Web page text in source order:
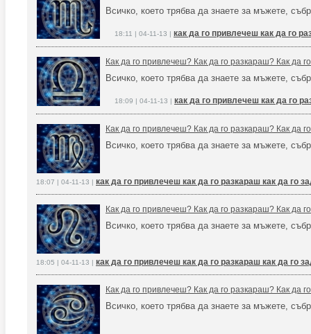
Всичко, което трябва да знаете за мъжете,
18:11 | 04-11-13 | как да го привлечеш как да го
Как да го привлечеш? Как да го разкараш? Как да
Всичко, което трябва да знаете за мъжете,
18:09 | 04-11-13 | как да го привлечеш как да го
Как да го привлечеш? Как да го разкараш? Как да
Всичко, което трябва да знаете за мъжете,
18:07 | 04-11-13 | как да го привлечеш как да го разкараш как да го
Как да го привлечеш? Как да го разкараш? Как да
Всичко, което трябва да знаете за мъжете,
18:05 | 04-11-13 | как да го привлечеш как да го разкараш как да го
Как да го привлечеш? Как да го разкараш? Как да
Всичко, което трябва да знаете за мъжете,